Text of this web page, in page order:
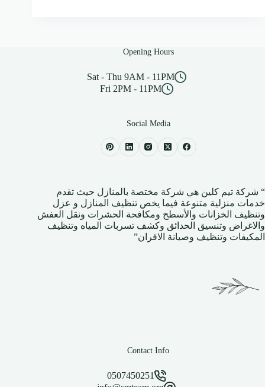
Opening Hours
Sat - Thu 9AM - 11PM
Fri 2PM - 11PM
Social Media
“ شركة تيم كلين هي شركة مختصة بالمنازل حيث تقدم
خدمات منزلية متنوعة فيما يخص تنظيف المنازل و عزل
وتنظيف الخزانات والأسطح ومكافحة الحشرات ونقل العفش
والاغراض وتنسيق الحدائق وكشف تسربات المياه وتنظيف
المكيفات وتنظيف وصيانة الافران”
Contact Info
0507450251